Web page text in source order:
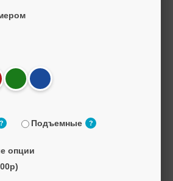
? Подъемные ?
опции